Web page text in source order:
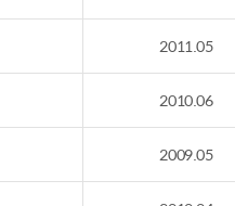
2011.05
2010.06
2009.05